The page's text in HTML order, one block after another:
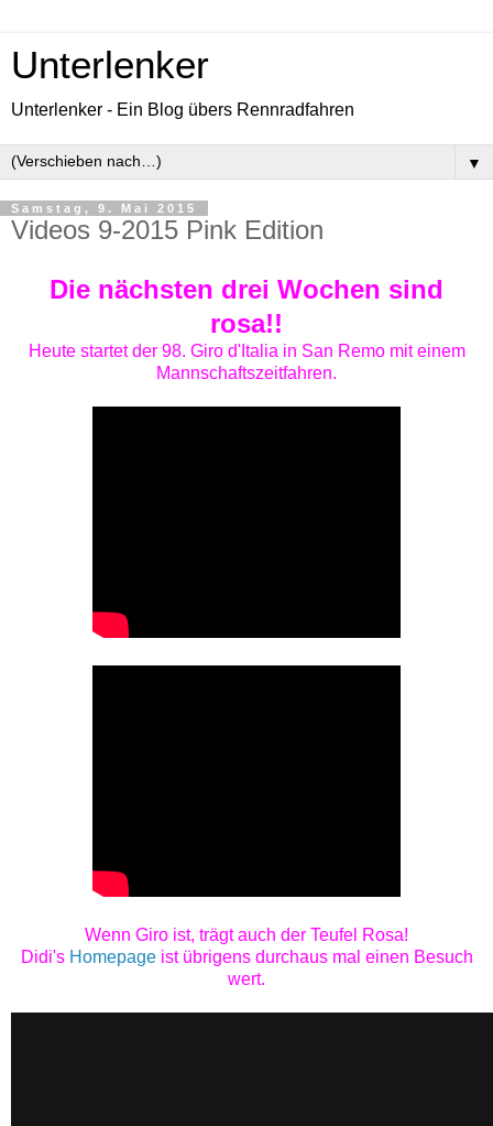
Unterlenker
Unterlenker - Ein Blog übers Rennradfahren
▼
Samstag, 9. Mai 2015
Videos 9-2015 Pink Edition
Die nächsten drei Wochen sind
rosa!!
Heute startet der 98. Giro d'Italia in San Remo mit einem
Mannschaftszeitfahren.
Wenn Giro ist, trägt auch der Teufel Rosa!
Didi's Homepageist übrigens durchaus mal einen Besuch
wert.